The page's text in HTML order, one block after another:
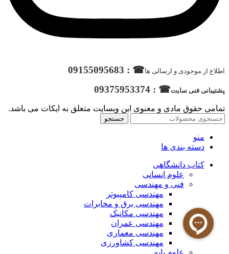
اطلاع از موجودی و ارسالی ها☎ : 09155095683
پشتیبانی فنی سایت☎ : 09375953374
تمامی حقوق مادی و معنوی این وبسایت متعلق به ایکات می باشد.
جستجو
منو
دسته بندی ها
کتاب دانشگاهی
علوم انسانی
فنی و مهندسی
مهندسی کامپیوتر
مهندسی برق و مخابرات
مهندسی مکانیک
مهندسی عمران
مهندسی معماری
مهندسی کشاورزی
علوم پایه